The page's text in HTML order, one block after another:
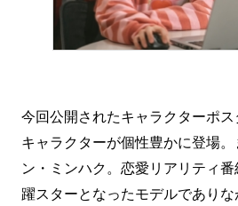
今回公開されたキャラクターポ
キャラクターが個性豊かに登場
ン・ミンハク。恋愛リアリティ
躍スターとなったモデルであり